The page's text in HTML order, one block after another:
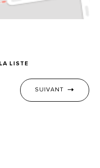
LISTE
SUIVANT